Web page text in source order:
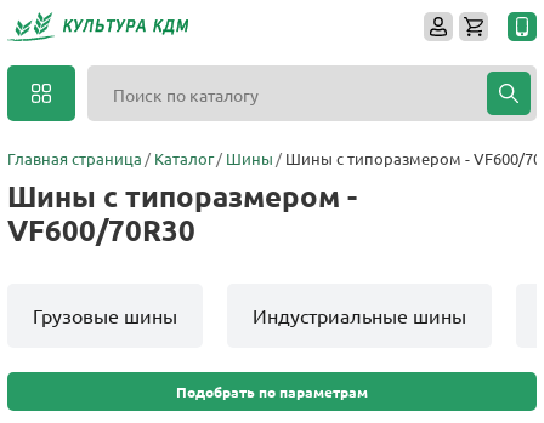
Главная страница Каталог Шины Шины с типоразмером - VF600/
Шины с типоразмером -
VF600/70R30
Грузовые шины Индустриальные шины
Подобрать по параметрам